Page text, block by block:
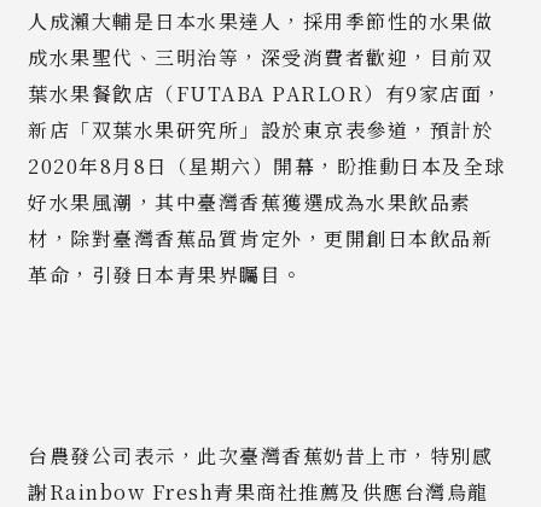
人成瀨大輔是日本水果達人，採用季節性的水果做
成水果聖代、三明治等，深受消費者歡迎，目前双
葉水果餐飮店（FUTABA PARLOR）有9家店面，
新店「双葉水果研究所」設於東京表參道，預計於
2020年8月8日（星期六）開幕，盼推動日本及全球
好水果風潮，其中臺灣香蕉獲選成為水果飲品素
材，除對臺灣香蕉品質肯定外，更開創日本飲品新
革命，引發日本青果界矚目。
台農發公司表示，此次臺灣香蕉奶昔上市，特別感
謝Rainbow Fresh青果商社推薦及供應台灣烏龍